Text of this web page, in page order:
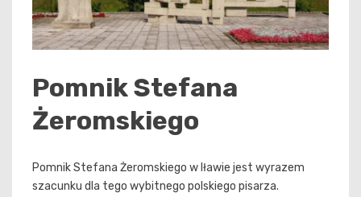
Pomnik Stefana
Żeromskiego
Pomnik Stefana Żeromskiego w Iławie jest wyrazem
szacunku dla tego wybitnego polskiego pisarza.